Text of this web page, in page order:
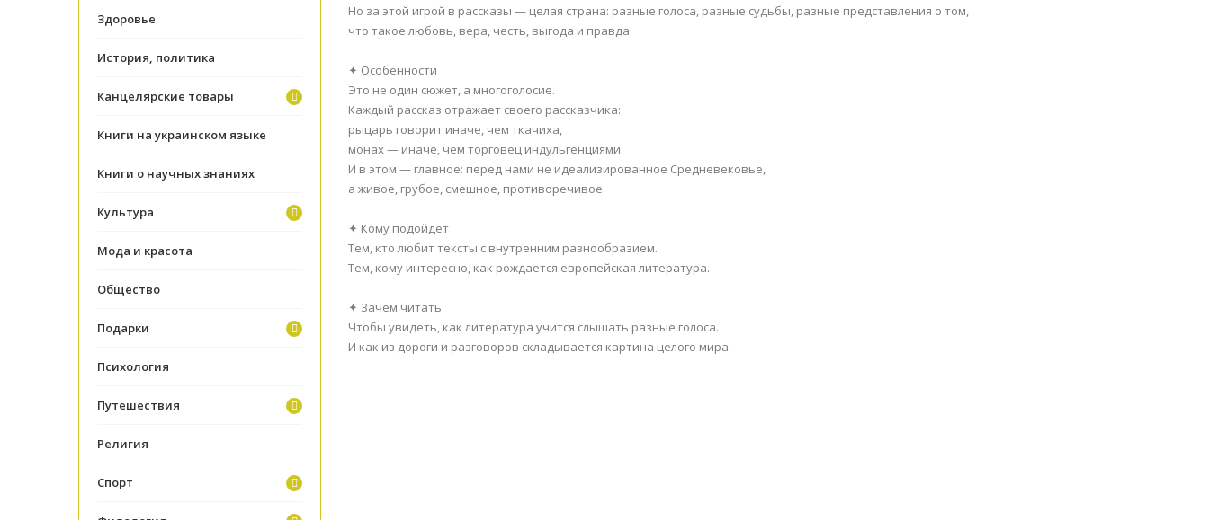
Но за этой игрой в рассказы — целая страна: разные голоса, разные судьбы, разные представления о том,
что такое любовь, вера, честь, выгода и правда.
✦ Особенности
Это не один сюжет, а многоголосие.
Каждый рассказ отражает своего рассказчика:
рыцарь говорит иначе, чем ткачиха,
монах — иначе, чем торговец индульгенциями.
И в этом — главное: перед нами не идеализированное Средневековье,
а живое, грубое, смешное, противоречивое.
✦ Кому подойдёт
Тем, кто любит тексты с внутренним разнообразием.
Тем, кому интересно, как рождается европейская литература.
✦ Зачем читать
Чтобы увидеть, как литература учится слышать разные голоса.
И как из дороги и разговоров складывается картина целого мира.
Здоровье
История, политика
Канцелярские товары
Книги на украинском языке
Книги о научных знаниях
Культура
Мода и красота
Общество
Подарки
Психология
Путешествия
Религия
Спорт